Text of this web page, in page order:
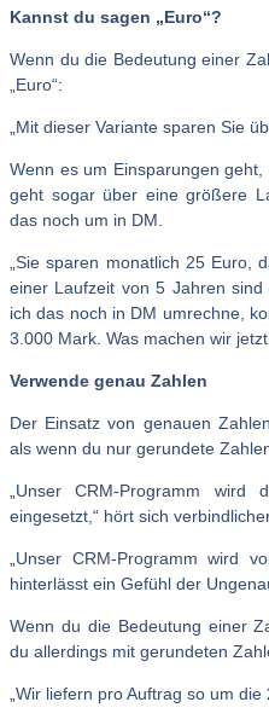
Kannst du sagen „Euro“?
Wenn du die Bedeutung einer
„Euro“:
„Mit dieser Variante sparen Sie
Wenn es um Einsparungen
geht sogar über eine größere
das noch um in DM.
„Sie sparen monatlich 25 Euro,
einer Laufzeit von 5 Jahren
ich das noch in DM umrechne,
3.000 Mark. Was machen wir
Verwende genau Zahlen
Der Einsatz von genauen
als wenn du nur gerundete
„Unser CRM-Programm wird
eingesetzt,“ hört sich
„Unser CRM-Programm wird
hinterlässt ein Gefühl der
Wenn du die Bedeutung einer
du allerdings mit gerundeten
„Wir liefern pro Auftrag so um die